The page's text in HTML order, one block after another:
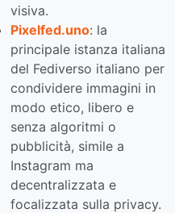
visiva.
Pixelfed.uno: la
principale istanza italiana
del Fediverso italiano per
condividere immagini in
modo etico, libero e
senza algoritmi o
pubblicità, simile a
Instagram ma
decentralizzata e
focalizzata sulla privacy.